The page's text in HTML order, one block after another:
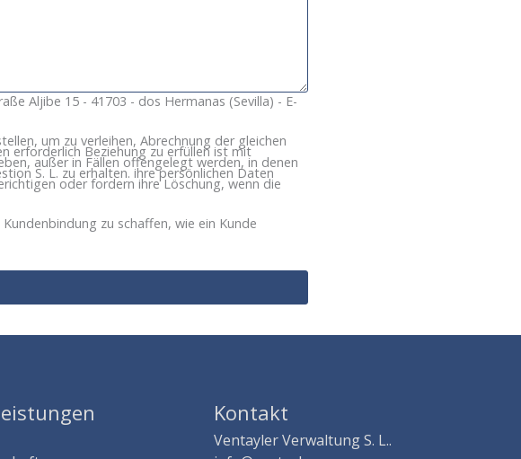
Aljibe 15 - 41703 - dos Hermanas (Sevilla) - E-
um zu verleihen, Abrechnung der gleichen
erforderlich Beziehung zu erfüllen ist mit
außer in Fällen offengelegt werden, in denen
S. L. zu erhalten. ihre persönlichen Daten
oder fordern ihre Löschung, wenn die
zu schaffen, wie ein Kunde
Kontakt
Ventayler Verwaltung S. L..